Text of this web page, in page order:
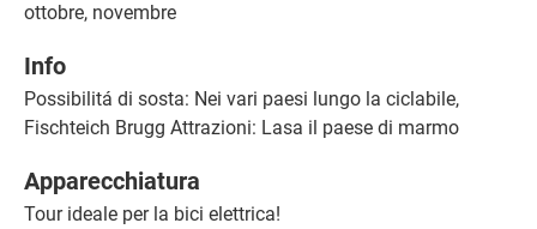
ottobre, novembre
Info
Possibilitá di sosta: Nei vari paesi lungo la ciclabile,
Fischteich Brugg Attrazioni: Lasa il paese di marmo
Apparecchiatura
Tour ideale per la bici elettrica!